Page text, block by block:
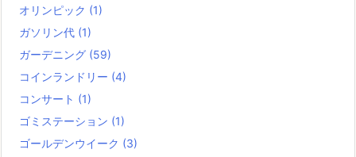
オリンピック (1)
ガソリン代 (1)
ガーデニング (59)
コインランドリー (4)
コンサート (1)
ゴミステーション (1)
ゴールデンウイーク (3)